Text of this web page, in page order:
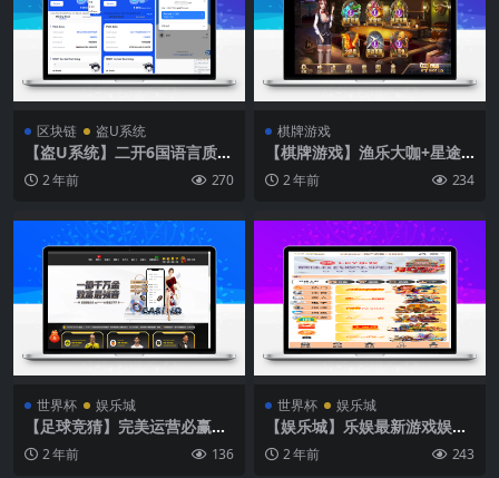
区块链 盗U系统
【盗U系统】二开6国语言质押
挖矿erc/trc双链授权盗U系统
2 年前 270
棋牌游戏
【棋牌游戏】渔乐大咖+星途
电玩2 年前 234
世界杯 娱乐城
【足球竞猜】完美运营必赢亚
洲综合娱乐C系统乐娱游戏
2 年前 136
世界杯 娱乐城
【娱乐城】乐娱最新游戏娱乐
城/乐娱游戏程序源码/精美UI
模板2 年前 243